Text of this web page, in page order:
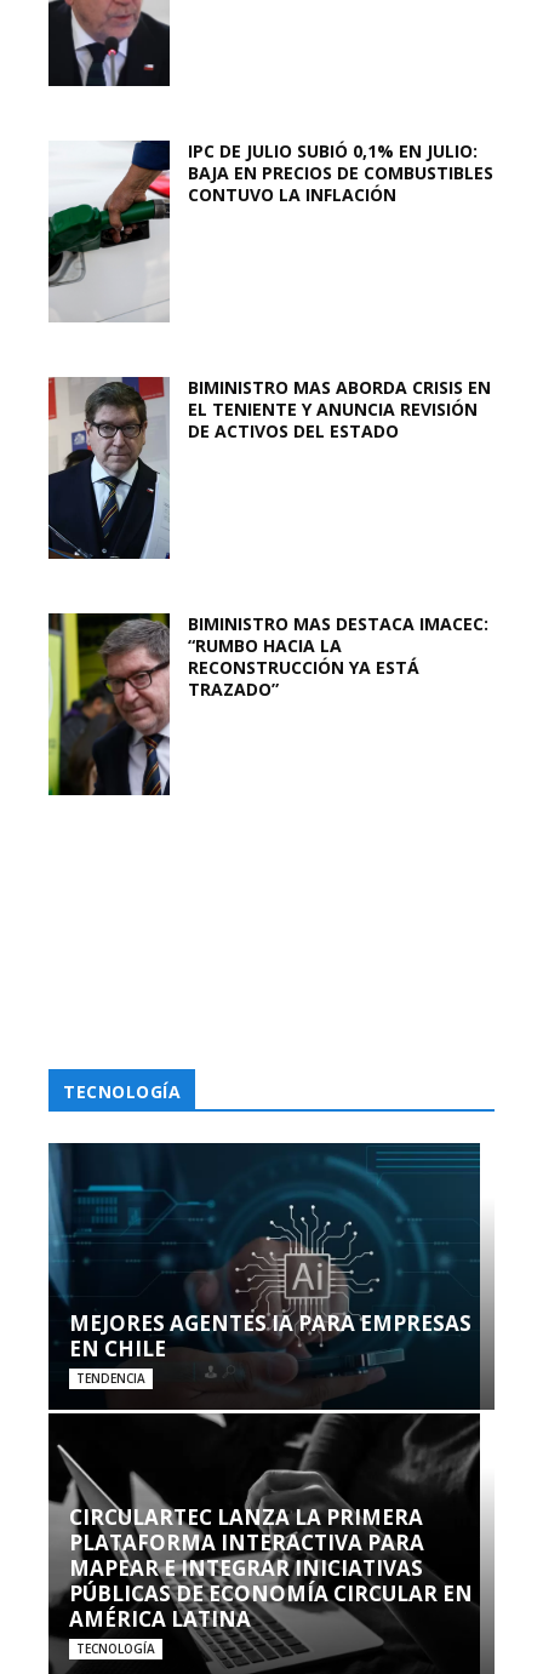
IPC DE JULIO SUBIÓ 0,1% EN JULIO:
BAJA EN PRECIOS DE COMBUSTIBLES
CONTUVO LA INFLACIÓN
BIMINISTRO MAS ABORDA CRISIS EN
EL TENIENTE Y ANUNCIA REVISIÓN
DE ACTIVOS DEL ESTADO
BIMINISTRO MAS DESTACA IMACEC:
“RUMBO HACIA LA
RECONSTRUCCIÓN YA ESTÁ
TRAZADO”
TECNOLOGÍA
MEJORES AGENTES IA PARA EMPRESAS
EN CHILE
TENDENCIA
CIRCULARTEC LANZA LA PRIMERA
PLATAFORMA INTERACTIVA PARA
MAPEAR E INTEGRAR INICIATIVAS
PÚBLICAS DE ECONOMÍA CIRCULAR EN
AMÉRICA LATINA
TECNOLOGÍA